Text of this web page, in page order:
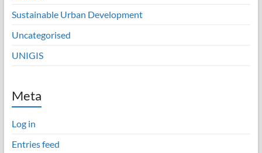
Sustainable Urban Development
Uncategorised
UNIGIS
Meta
Log in
Entries feed